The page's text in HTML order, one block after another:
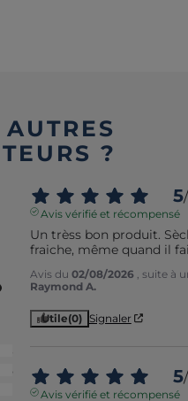
?
5
5/
Avis vérifié et récompensé
Un trèss bon produit.
fraiche, même quand il
Avis du 02/08/2026
, suite à
Raymond A.
Utile(0) Signaler
5/
Avis vérifié et récompensé